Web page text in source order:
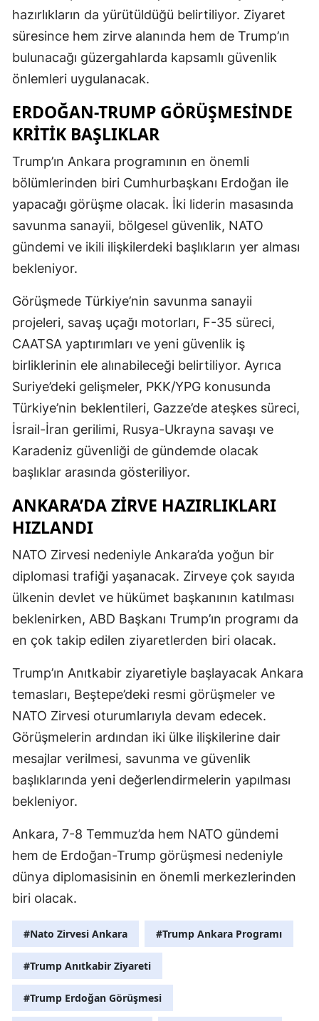
hazırlıkların da yürütüldüğü belirtiliyor. Ziyaret
süresince hem zirve alanında hem de Trump’ın
bulunacağı güzergahlarda kapsamlı güvenlik
önlemleri uygulanacak.
ERDOĞAN-TRUMP GÖRÜŞMESINDE
KRITIK BAŞLIKLAR
Trump’ın Ankara programının en önemli
bölümlerinden biri Cumhurbaşkanı Erdoğan ile
yapacağı görüşme olacak. İki liderin masasında
savunma sanayii, bölgesel güvenlik, NATO
gündemi ve ikili ilişkilerdeki başlıkların yer alması
bekleniyor.
Görüşmede Türkiye’nin savunma sanayii
projeleri, savaş uçağı motorları, F-35 süreci,
CAATSA yaptırımları ve yeni güvenlik iş
birliklerinin ele alınabileceği belirtiliyor. Ayrıca
Suriye’deki gelişmeler, PKK/YPG konusunda
Türkiye’nin beklentileri, Gazze’de ateşkes süreci,
İsrail-İran gerilimi, Rusya-Ukrayna savaşı ve
Karadeniz güvenliği de gündemde olacak
başlıklar arasında gösteriliyor.
ANKARA’DA ZIRVE HAZIRLIKLARI
HIZLANDI
NATO Zirvesi nedeniyle Ankara’da yoğun bir
diplomasi trafiği yaşanacak. Zirveye çok sayıda
ülkenin devlet ve hükümet başkanının katılması
beklenirken, ABD Başkanı Trump’ın programı da
en çok takip edilen ziyaretlerden biri olacak.
Trump’ın Anıtkabir ziyaretiyle başlayacak Ankara
temasları, Beştepe’deki resmi görüşmeler ve
NATO Zirvesi oturumlarıyla devam edecek.
Görüşmelerin ardından iki ülke ilişkilerine dair
mesajlar verilmesi, savunma ve güvenlik
başlıklarında yeni değerlendirmelerin yapılması
bekleniyor.
Ankara, 7-8 Temmuz’da hem NATO gündemi
hem de Erdoğan-Trump görüşmesi nedeniyle
dünya diplomasisinin en önemli merkezlerinden
biri olacak.
#Nato Zirvesi Ankara #Trump Ankara Programı
#Trump Anıtkabir Ziyareti
#Trump Erdoğan Görüşmesi